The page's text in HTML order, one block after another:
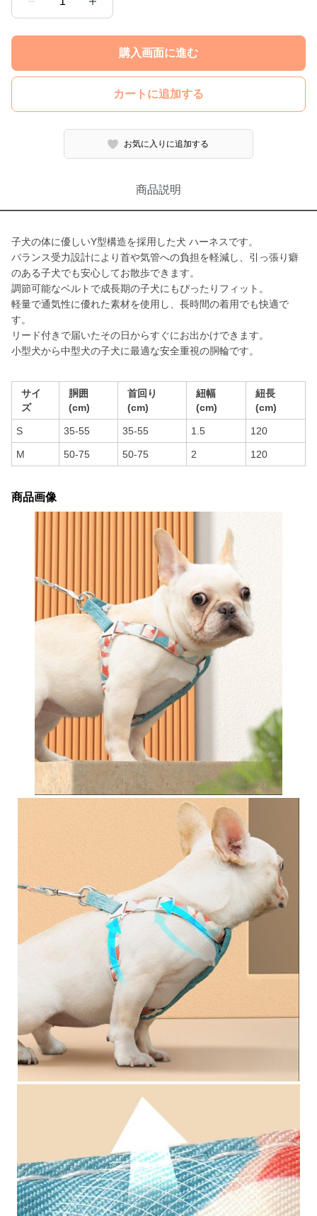
購入画面に進む
カートに追加する
お気に入りに追加する
商品説明
子犬の体に優しいY型構造を採用した犬 ハーネスです。
バランス受力設計により首や気管への負担を軽減し、引っ張り癖
のある子犬でも安心してお散歩できます。
調節可能なベルトで成長期の子犬にもぴったりフィット。
軽量で通気性に優れた素材を使用し、長時間の着用でも快適で
す。
リード付きで届いたその日からすぐにお出かけできます。
小型犬から中型犬の子犬に最適な安全重視の胴輪です。
サイ
ズ
胴囲
(cm)
首回り
(cm)
紐幅
(cm)
紐長
(cm)
S 35-55 35-55 1.5 120
M 50-75 50-75 2 120
商品画像